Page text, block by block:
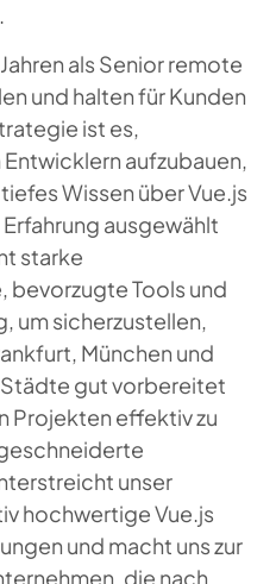
als Senior remote
und halten für Kunden
ist es,
aufzubauen,
Wissen über Vue.js
ausgewählt
starke
bevorzugte Tools und
um sicherzustellen,
München und
gut vorbereitet
Projekten effektiv zu
unser
hochwertige Vue.js
und macht uns zur
die nach